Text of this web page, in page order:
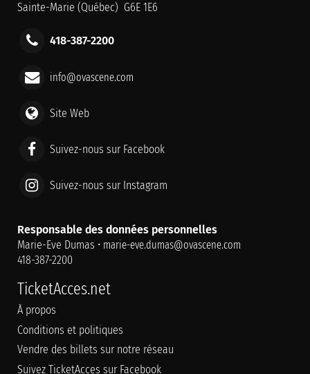
Sainte-Marie (Québec) G6E 1E6
418-387-2200
info@ovascene.com
Site Web
Suivez-nous sur Facebook
Suivez-nous sur Instagram
Responsable des données personnelles
Marie-Eve Dumas • marie-eve.dumas@ovascene.com
418-387-2200
TicketAcces.net
À propos
Conditions et politiques
Vendre des billets sur notre réseau
Suivez TicketAcces sur Facebook